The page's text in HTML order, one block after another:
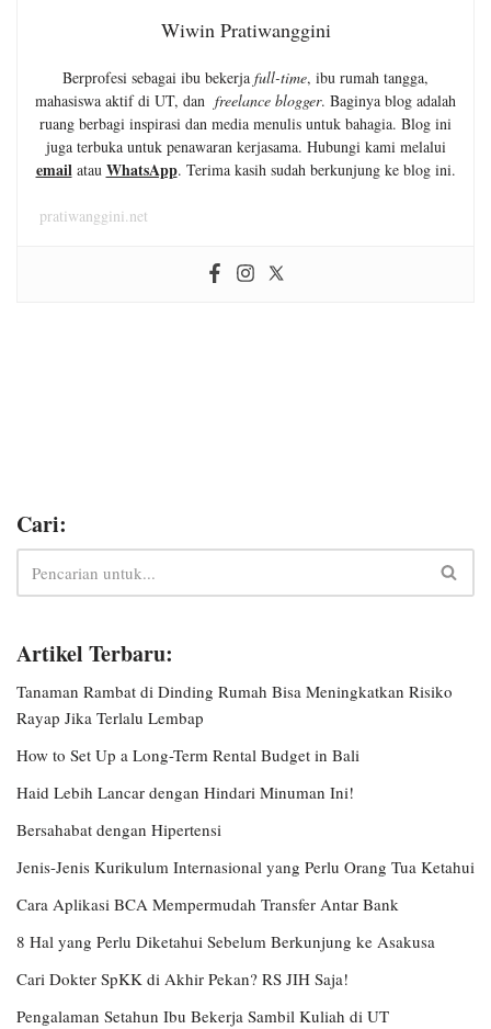
Wiwin Pratiwanggini
Berprofesi sebagai ibu bekerja full-time, ibu rumah tangga,
mahasiswa aktif di UT, dan freelance blogger. Baginya blog adalah
ruang berbagi inspirasi dan media menulis untuk bahagia. Blog ini
juga terbuka untuk penawaran kerjasama. Hubungi kami melalui
email atau WhatsApp. Terima kasih sudah berkunjung ke blog ini.
pratiwanggini.net
Cari:
Artikel Terbaru:
Tanaman Rambat di Dinding Rumah Bisa Meningkatkan Risiko
Rayap Jika Terlalu Lembap
How to Set Up a Long-Term Rental Budget in Bali
Haid Lebih Lancar dengan Hindari Minuman Ini!
Bersahabat dengan Hipertensi
Jenis-Jenis Kurikulum Internasional yang Perlu Orang Tua Ketahui
Cara Aplikasi BCA Mempermudah Transfer Antar Bank
8 Hal yang Perlu Diketahui Sebelum Berkunjung ke Asakusa
Cari Dokter SpKK di Akhir Pekan? RS JIH Saja!
Pengalaman Setahun Ibu Bekerja Sambil Kuliah di UT